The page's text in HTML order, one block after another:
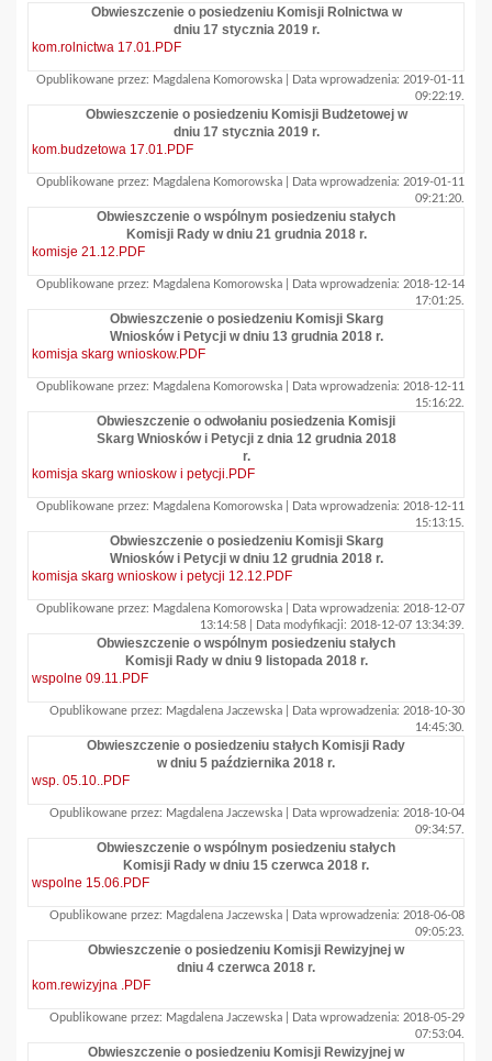
Obwieszczenie o posiedzeniu Komisji Rolnictwa w
dniu 17 stycznia 2019 r.
kom.rolnictwa 17.01.PDF
Opublikowane przez: Magdalena Komorowska | Data wprowadzenia: 2019-01-11
09:22:19.
Obwieszczenie o posiedzeniu Komisji Budżetowej w
dniu 17 stycznia 2019 r.
kom.budzetowa 17.01.PDF
Opublikowane przez: Magdalena Komorowska | Data wprowadzenia: 2019-01-11
09:21:20.
Obwieszczenie o wspólnym posiedzeniu stałych
Komisji Rady w dniu 21 grudnia 2018 r.
komisje 21.12.PDF
Opublikowane przez: Magdalena Komorowska | Data wprowadzenia: 2018-12-14
17:01:25.
Obwieszczenie o posiedzeniu Komisji Skarg
Wniosków i Petycji w dniu 13 grudnia 2018 r.
komisja skarg wnioskow.PDF
Opublikowane przez: Magdalena Komorowska | Data wprowadzenia: 2018-12-11
15:16:22.
Obwieszczenie o odwołaniu posiedzenia Komisji
Skarg Wniosków i Petycji z dnia 12 grudnia 2018
r.
komisja skarg wnioskow i petycji.PDF
Opublikowane przez: Magdalena Komorowska | Data wprowadzenia: 2018-12-11
15:13:15.
Obwieszczenie o posiedzeniu Komisji Skarg
Wniosków i Petycji w dniu 12 grudnia 2018 r.
komisja skarg wnioskow i petycji 12.12.PDF
Opublikowane przez: Magdalena Komorowska | Data wprowadzenia: 2018-12-07
13:14:58 | Data modyfikacji: 2018-12-07 13:34:39.
Obwieszczenie o wspólnym posiedzeniu stałych
Komisji Rady w dniu 9 listopada 2018 r.
wspolne 09.11.PDF
Opublikowane przez: Magdalena Jaczewska | Data wprowadzenia: 2018-10-30
14:45:30.
Obwieszczenie o posiedzeniu stałych Komisji Rady
w dniu 5 października 2018 r.
wsp. 05.10..PDF
Opublikowane przez: Magdalena Jaczewska | Data wprowadzenia: 2018-10-04
09:34:57.
Obwieszczenie o wspólnym posiedzeniu stałych
Komisji Rady w dniu 15 czerwca 2018 r.
wspolne 15.06.PDF
Opublikowane przez: Magdalena Jaczewska | Data wprowadzenia: 2018-06-08
09:05:23.
Obwieszczenie o posiedzeniu Komisji Rewizyjnej w
dniu 4 czerwca 2018 r.
kom.rewizyjna .PDF
Opublikowane przez: Magdalena Jaczewska | Data wprowadzenia: 2018-05-29
07:53:04.
Obwieszczenie o posiedzeniu Komisji Rewizyjnej w